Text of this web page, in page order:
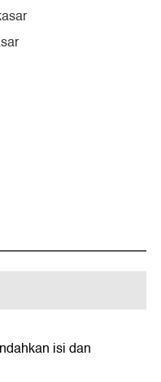
isi dan